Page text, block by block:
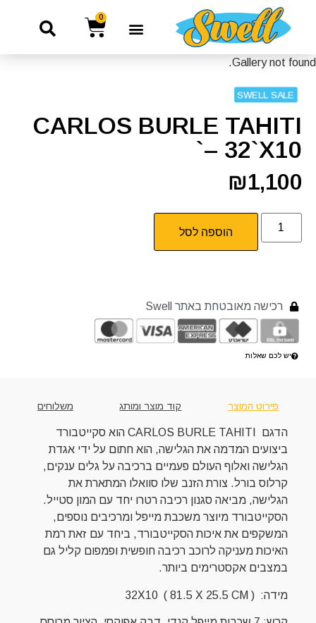
0
Gallery not found.
SWELL SALE
CARLOS BURLE TAHITI
– 32`x10`
₪1,100
הוספה לסל
רכישה מאובטחת באתר Swell
יש לכם שאלות
פירוט המוצר קוד מוצר ומותג משלוחים
הדגם CARLOS BURLE TAHITI הוא סקייטבורד
ביצועים המדמה את הגלישה, הוא חתום על ידי אגדת
הגלישה ואלוף העולם פעמיים ברכיבה על גלים ענקים,
קרלוס בורל. צורת הזנב שלו סוואלו המתארת את
הגלישה, מביאה סגנון רכיבה רטרו יחד עם המון סטייל.
הסקייטבורד מיוצר משכבת מייפל ומרכיבים נוספים,
המשקפים את איכות הסקייטבורד, ביחד עם זאת רמת
האיכות מעניקה לרוכב רכיבה חופשית ופמפום קליל גם
במצבים אקסטרימים ביותר.
מידה: 32X10 ( 81.5 X 25.5 CM )